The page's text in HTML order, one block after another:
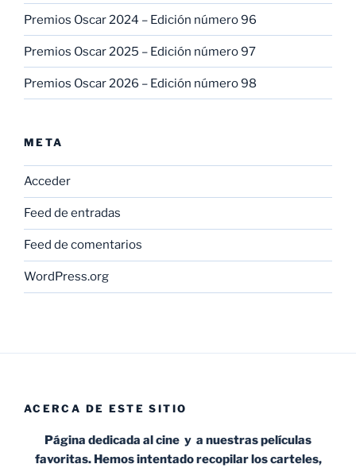
Premios Oscar 2024 – Edición número 96
Premios Oscar 2025 – Edición número 97
Premios Oscar 2026 – Edición número 98
META
Acceder
Feed de entradas
Feed de comentarios
WordPress.org
ACERCA DE ESTE SITIO
Página dedicada al cine y a nuestras películas
favoritas. Hemos intentado recopilar los carteles,